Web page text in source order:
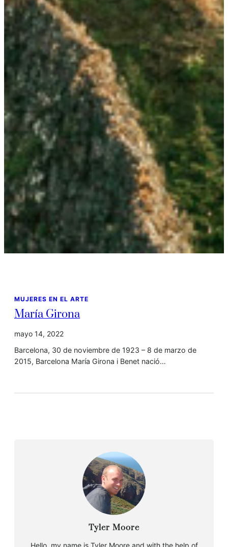
MUJERES EN EL ARTE
María Girona
mayo 14, 2022
Barcelona, 30 de noviembre de 1923 – 8 de marzo de
2015, Barcelona María Girona i Benet nació…
Tyler Moore